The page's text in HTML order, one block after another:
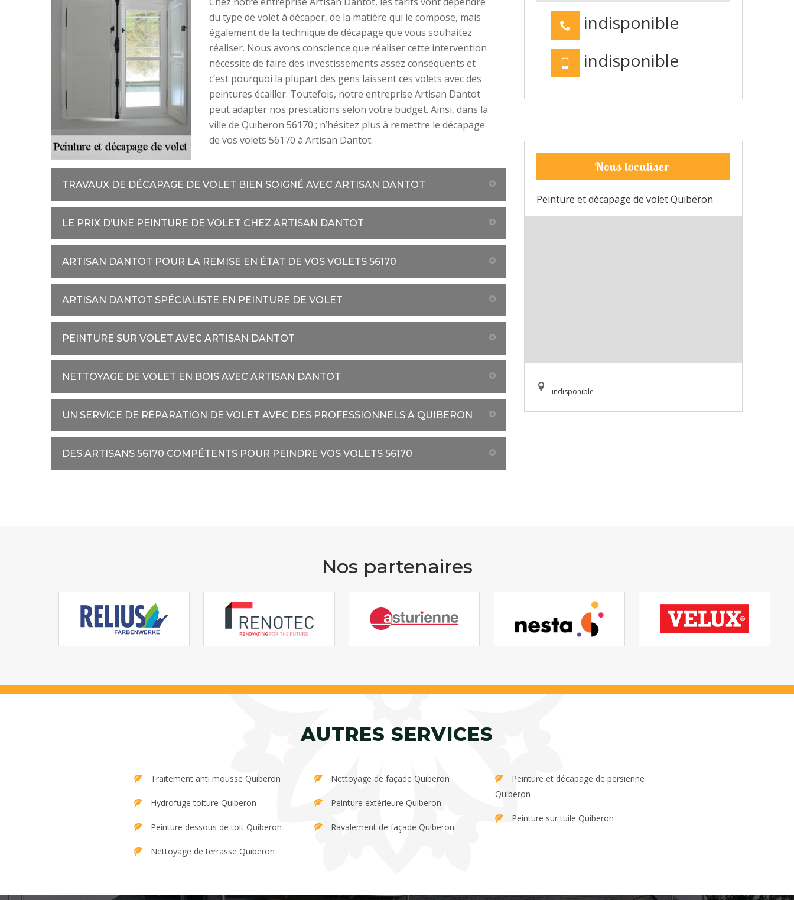
du type de volet à décaper, de la matière qui le compose, mais
également de la technique de décapage que vous souhaitez
réaliser. Nous avons conscience que réaliser cette intervention
nécessite de faire des investissements assez conséquents et
c’est pourquoi la plupart des gens laissent ces volets avec des
peintures écailler. Toutefois, notre entreprise Artisan Dantot
peut adapter nos prestations selon votre budget. Ainsi, dans la
ville de Quiberon 56170 ; n’hésitez plus à remettre le décapage
de vos volets 56170 à Artisan Dantot.
TRAVAUX DE DÉCAPAGE DE VOLET BIEN SOIGNÉ AVEC ARTISAN DANTOT
LE PRIX D’UNE PEINTURE DE VOLET CHEZ ARTISAN DANTOT
ARTISAN DANTOT POUR LA REMISE EN ÉTAT DE VOS VOLETS 56170
ARTISAN DANTOT SPÉCIALISTE EN PEINTURE DE VOLET
PEINTURE SUR VOLET AVEC ARTISAN DANTOT
NETTOYAGE DE VOLET EN BOIS AVEC ARTISAN DANTOT
UN SERVICE DE RÉPARATION DE VOLET AVEC DES PROFESSIONNELS À QUIBERON
DES ARTISANS 56170 COMPÉTENTS POUR PEINDRE VOS VOLETS 56170
indisponible
indisponible
Nous localiser
Peinture et décapage de volet Quiberon
indisponible
Nos partenaires
AUTRES SERVICES
Traitement anti mousse Quiberon
Hydrofuge toiture Quiberon
Peinture dessous de toit Quiberon
Nettoyage de terrasse Quiberon
Nettoyage de façade Quiberon
Peinture extérieure Quiberon
Ravalement de façade Quiberon
Quiberon
Peinture sur tuile Quiberon